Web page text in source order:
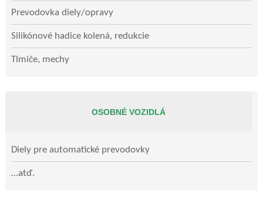
Prevodovka diely/opravy
Silikónové hadice kolená, redukcie
Tlmiče, mechy
OSOBNÉ VOZIDLÁ
Diely pre automatické prevodovky
…atď.